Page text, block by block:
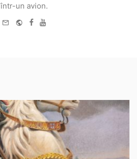
într-un avion.
e-
WebsiteFacebook